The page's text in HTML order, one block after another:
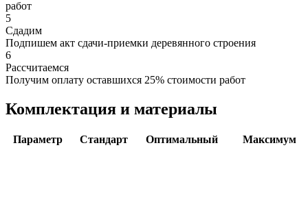
работ
5
Сдадим
Подпишем акт сдачи-приемки деревянного строения
6
Рассчитаемся
Получим оплату оставшихся 25% стоимости работ
Комплектация и материалы
Параметр Стандарт Оптимальный Максимум